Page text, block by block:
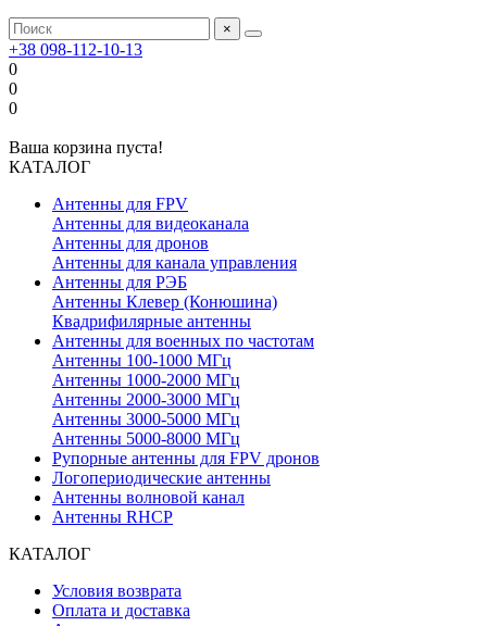
×
+38 098-112-10-13
0
0
0
Ваша корзина пуста!
КАТАЛОГ
Антенны для FPV
Антенны для видеоканала
Антенны для дронов
Антенны для канала управления
Антенны для РЭБ
Антенны Клевер (Конюшина)
Квадрифилярные антенны
Антенны для военных по частотам
Антенны 100-1000 МГц
Антенны 1000-2000 МГц
Антенны 2000-3000 МГц
Антенны 3000-5000 МГц
Антенны 5000-8000 МГц
Рупорные антенны для FPV дронов
Логопериодические антенны
Антенны волновой канал
Антенны RHCP
КАТАЛОГ
Условия возврата
Оплата и доставка